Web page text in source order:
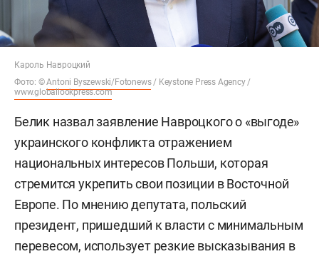
Кароль Навроцкий
Фото: ©Antoni Byszewski/Fotonews/ Keystone Press Agency /
www.globallookpress.com
Белик назвал заявление Навроцкого о «выгоде»
украинского конфликта отражением
национальных интересов Польши, которая
стремится укрепить свои позиции в Восточной
Европе. По мнению депутата, польский
президент, пришедший к власти с минимальным
перевесом, использует резкие высказывания в